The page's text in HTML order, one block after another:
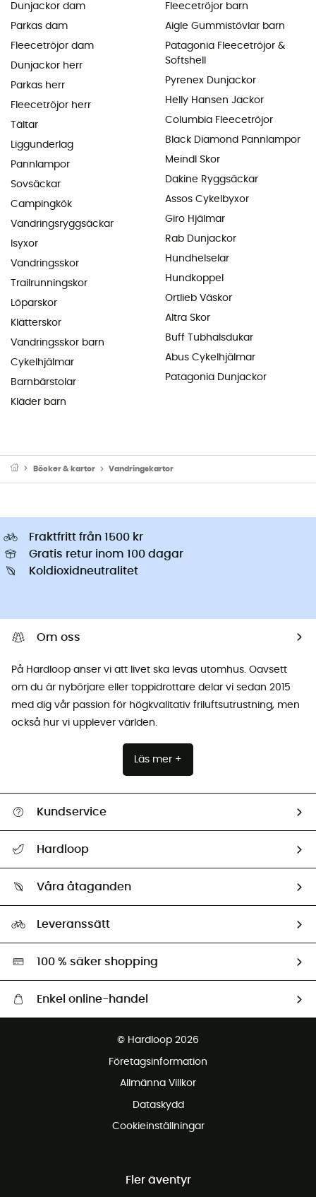
Dunjackor dam
Parkas dam
Fleecetröjor dam
Dunjackor herr
Parkas herr
Fleecetröjor herr
Tältar
Liggunderlag
Pannlampor
Sovsäckar
Campingkök
Vandringsryggsäckar
Isyxor
Vandringsskor
Trailrunningskor
Löparskor
Klätterskor
Vandringsskor barn
Cykelhjälmar
Barnbärstolar
Kläder barn
Fleecetröjor barn
Aigle Gummistövlar barn
Patagonia Fleecetröjor &
Softshell
Pyrenex Dunjackor
Helly Hansen Jackor
Columbia Fleecetröjor
Black Diamond Pannlampor
Meindl Skor
Dakine Ryggsäckar
Assos Cykelbyxor
Giro Hjälmar
Rab Dunjackor
Hundhelselar
Hundkoppel
Ortlieb Väskor
Altra Skor
Buff Tubhalsdukar
Abus Cykelhjälmar
Patagonia Dunjackor
Böcker & kartor Vandringskartor
Fraktfritt från 1500 kr
Gratis retur inom 100 dagar
Koldioxidneutralitet
Om oss
På Hardloop anser vi att livet ska levas utomhus. Oavsett
om du är nybörjare eller toppidrottare delar vi sedan 2015
med dig vår passion för högkvalitativ friluftsutrustning, men
också hur vi upplever världen.
Läs mer +
Kundservice
Retur & återbetalning
Hardloop
Ambassadörer
Våra åtaganden
Miljöanpassat urval
Leveranssätt
100 % säker shopping
Enkel online-handel
© Hardloop 2026
Företagsinformation
Allmänna Villkor
Dataskydd
Cookieinställningar
Fler äventyr